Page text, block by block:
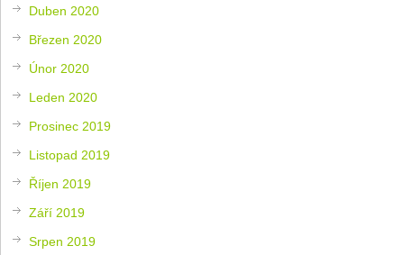
Duben 2020
Březen 2020
Únor 2020
Leden 2020
Prosinec 2019
Listopad 2019
Říjen 2019
Září 2019
Srpen 2019